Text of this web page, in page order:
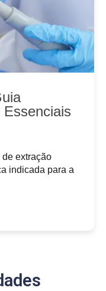
extração
indicada para a